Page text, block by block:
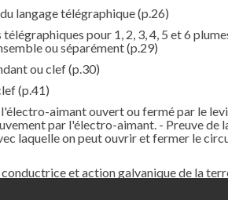
langage télégraphique(p.26)
pour 1, 2, 3, 4, 5 et 6
ou séparément(p.29)
ou clef(p.30)
(p.41)
aimant ouvert ou fermé par le
par l'électro-aimant. - Preuve de
laquelle on peut ouvrir et fermer le
conductrice et action galvanique de la